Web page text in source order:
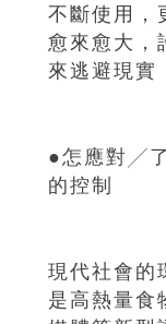
不斷使用，
愈來愈大，
來逃避現實
●怎應對╱
的控制
現代社會的
是高熱量食